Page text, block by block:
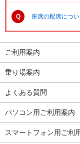
Q 座席の配席につ
ご利用案内
乗り場案内
よくある質問
パソコン用ご利用案内
スマートフォン用ご利